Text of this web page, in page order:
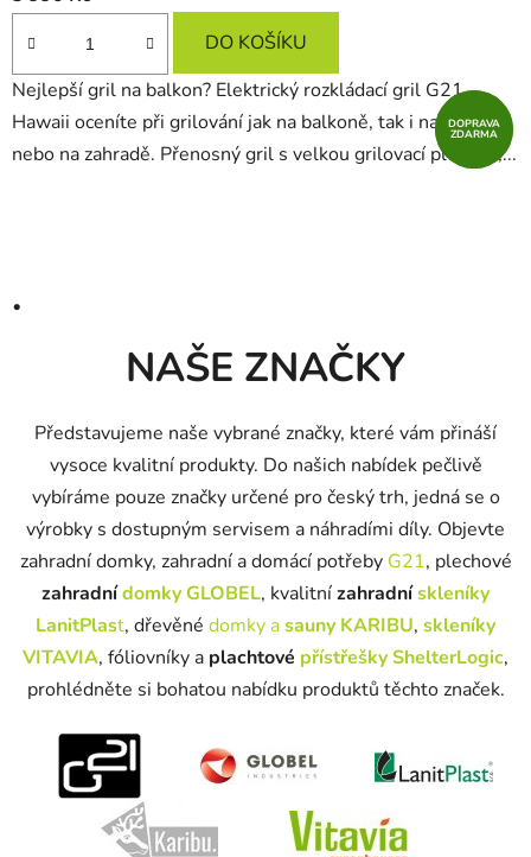
DOPRAVA
ZDARMA
DOPRAVA
ZDARMA
DO KOŠÍKU
Nejlepší gril na balkon? Elektrický rozkládací gril G21
Hawaii oceníte při grilování jak na balkoně, tak i na terase
nebo na zahradě. Přenosný gril s velkou grilovací plochou,...
.
NAŠE ZNAČKY
Představujeme naše vybrané značky, které vám přináší
vysoce kvalitní produkty. Do našich nabídek pečlivě
vybíráme pouze značky určené pro český trh, jedná se o
výrobky s dostupným servisem a náhradími díly. Objevte
zahradní domky, zahradní a domácí potřebyG21, plechové
zahradnídomky GLOBEL, kvalitnízahradnískleníky
LanitPlast, dřevěné domky asauny KARIBU, skleníky
VITAVIA, fóliovníky a plachtové přístřešky ShelterLogic,
prohlédněte si bohatou nabídku produktů těchto značek.